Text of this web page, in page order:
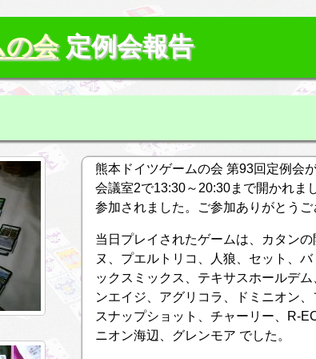
の会定例会報告
熊本ドイツゲームの会 第93回定例会
会議室2で13:30～20:30まで開かれま
参加されました。ご参加ありがとうご
当日プレイされたゲームは、カタン
ヌ、プエルトリコ、人狼、セット、
ックスミックス、テキサスホールデ
ンエイジ、アグリコラ、ドミニオン
スナップショット、チャーリー、R-
ニオン海辺、グレンモア でした。